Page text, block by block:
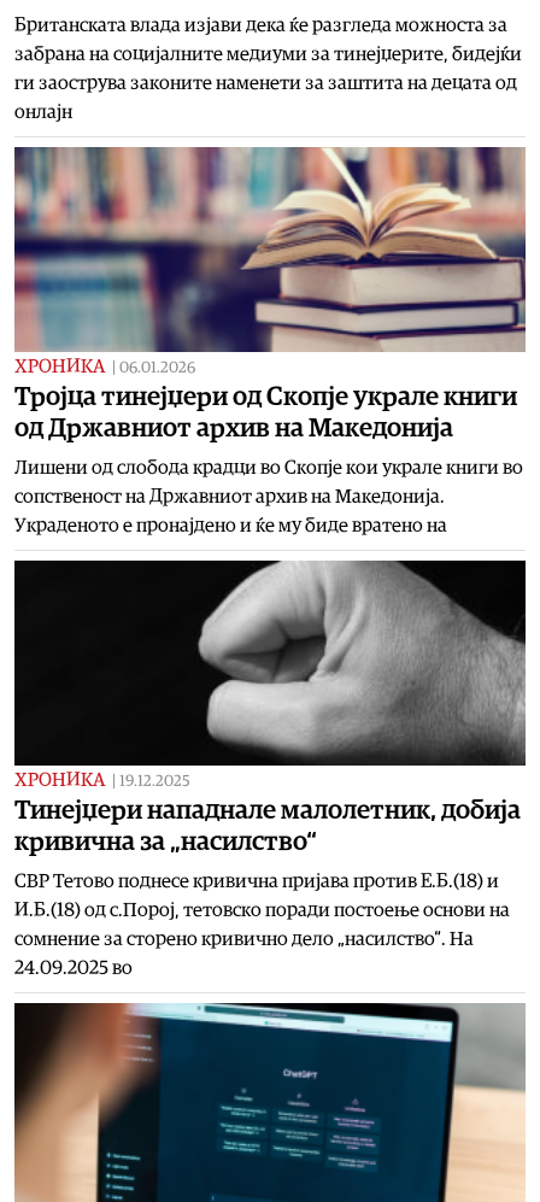
Британската влада изјави дека ќе разгледа можноста за
забрана на социјалните медиуми за тинејџерите, бидејќи
ги заострува законите наменети за заштита на децата од
онлајн
ХРОНИКА 06.01.2026
Тројца тинејџери од Скопје украле книги
од Државниот архив на Македонија
Лишени од слобода крадци во Скопје кои украле книги во
сопственост на Државниот архив на Македонија.
Украденото е пронајдено и ќе му биде вратено на
ХРОНИКА 19.12.2025
Тинејџери нападнале малолетник, добија
кривична за „насилство“
СВР Тетово поднесе кривична пријава против Е.Б.(18) и
И.Б.(18) од с.Порој, тетовско поради постоење основи на
сомнение за сторено кривично дело „насилство“. На
24.09.2025 во